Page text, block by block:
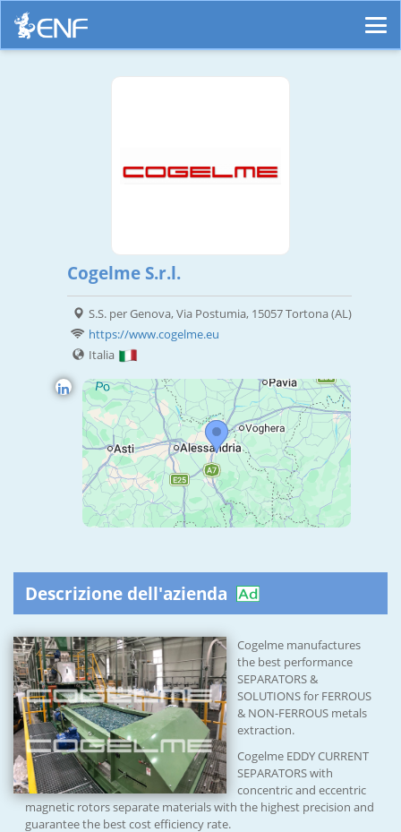
Cogelme S.r.l.
S.S. per Genova, Via Postumia, 15057 Tortona (AL)
https://www.cogelme.eu
Italia
Descrizione dell'azienda
Cogelme manufactures
the best performance
SEPARATORS &
SOLUTIONS for FERROUS
& NON-FERROUS metals
extraction.
Cogelme EDDY CURRENT
SEPARATORS with
concentric and eccentric
magnetic rotors separate materials with the highest precision and
guarantee the best cost efficiency rate.